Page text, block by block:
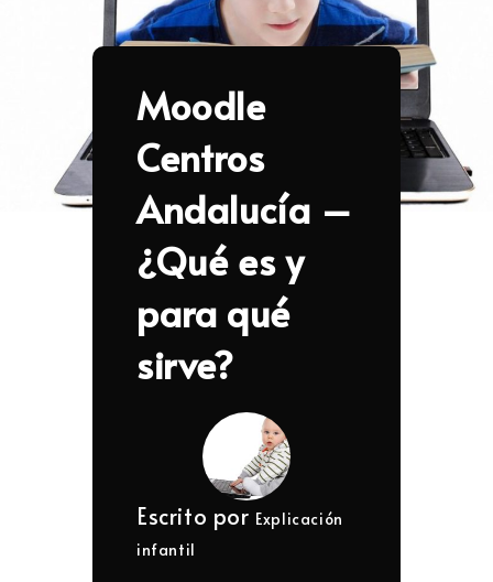
Moodle
Centros
Andalucía –
¿Qué es y
para qué
sirve?
Escrito por Explicación
infantil